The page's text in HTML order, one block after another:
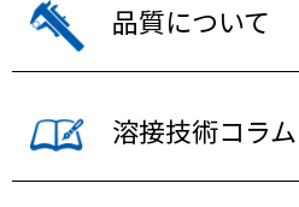
品質について
溶接技術コラム